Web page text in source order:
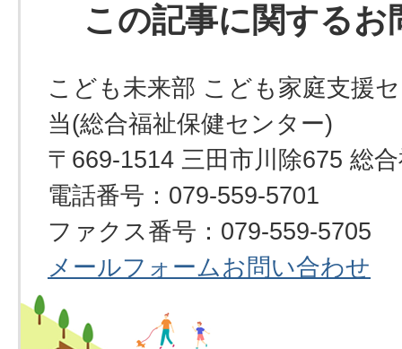
この記事に関するお
こども未来部 こども家庭支援
当(総合福祉保健センター)
〒669-1514 三田市川除675 総
電話番号：079-559-5701
ファクス番号：079-559-5705
メールフォームお問い合わせ